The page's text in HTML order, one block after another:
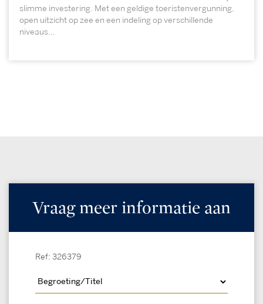
slimme investering. Met een geldige toeristenvergunning,
open uitzicht op zee en een indeling op verschillende
niveaus...
Vraag meer informatie aan
Ref: 326379